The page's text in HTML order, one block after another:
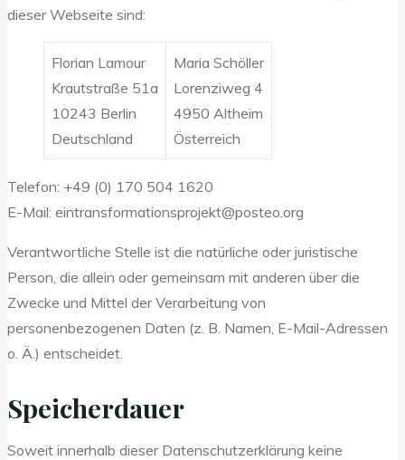
dieser Webseite sind:
Florian Lamour
Krautstraße 51a
10243 Berlin
Deutschland
Maria Schöller
Lorenziweg 4
4950 Altheim
Österreich
Telefon: +49 (0) 170 504 1620
E-Mail: eintransformationsprojekt@posteo.org
Verantwortliche Stelle ist die natürliche oder juristische
Person, die allein oder gemeinsam mit anderen über die
Zwecke und Mittel der Verarbeitung von
personenbezogenen Daten (z. B. Namen, E-Mail-Adressen
o. Ä.) entscheidet.
Speicherdauer
Soweit innerhalb dieser Datenschutzerklärung keine